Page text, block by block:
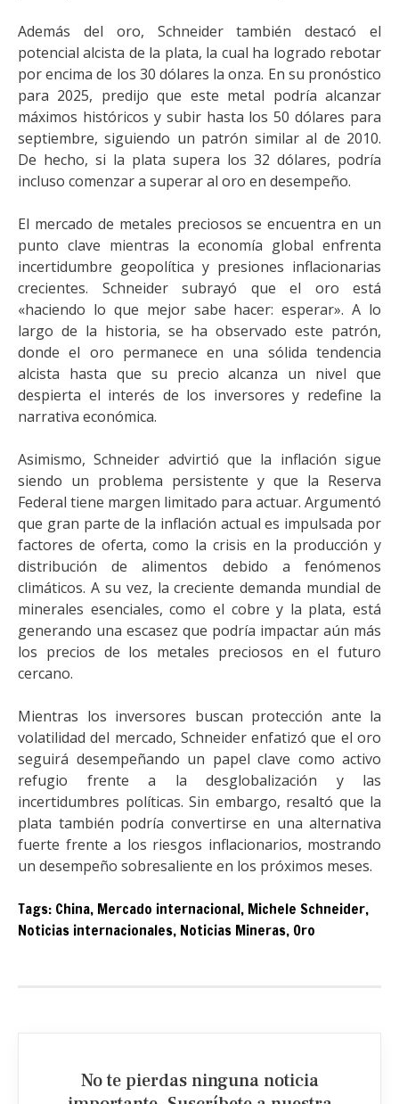
Además del oro, Schneider también destacó el
potencial alcista de la plata, la cual ha logrado rebotar
por encima de los 30 dólares la onza. En su pronóstico
para 2025, predijo que este metal podría alcanzar
máximos históricos y subir hasta los 50 dólares para
septiembre, siguiendo un patrón similar al de 2010.
De hecho, si la plata supera los 32 dólares, podría
incluso comenzar a superar al oro en desempeño.
El mercado de metales preciosos se encuentra en un
punto clave mientras la economía global enfrenta
incertidumbre geopolítica y presiones inflacionarias
crecientes. Schneider subrayó que el oro está
«haciendo lo que mejor sabe hacer: esperar». A lo
largo de la historia, se ha observado este patrón,
donde el oro permanece en una sólida tendencia
alcista hasta que su precio alcanza un nivel que
despierta el interés de los inversores y redefine la
narrativa económica.
Asimismo, Schneider advirtió que la inflación sigue
siendo un problema persistente y que la Reserva
Federal tiene margen limitado para actuar. Argumentó
que gran parte de la inflación actual es impulsada por
factores de oferta, como la crisis en la producción y
distribución de alimentos debido a fenómenos
climáticos. A su vez, la creciente demanda mundial de
minerales esenciales, como el cobre y la plata, está
generando una escasez que podría impactar aún más
los precios de los metales preciosos en el futuro
cercano.
Mientras los inversores buscan protección ante la
volatilidad del mercado, Schneider enfatizó que el oro
seguirá desempeñando un papel clave como activo
refugio frente a la desglobalización y las
incertidumbres políticas. Sin embargo, resaltó que la
plata también podría convertirse en una alternativa
fuerte frente a los riesgos inflacionarios, mostrando
un desempeño sobresaliente en los próximos meses.
Tags: China, Mercado internacional, Michele Schneider,
Noticias internacionales, Noticias Mineras, Oro
No te pierdas ninguna noticia